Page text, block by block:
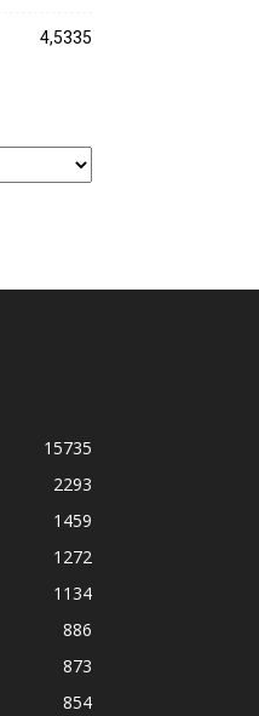
4,5335
15735
2293
1459
1272
1134
886
873
854